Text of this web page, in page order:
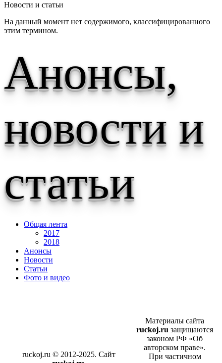
Новости и статьи
На данный момент нет содержимого, классифицированного
этим термином.
Анонсы,
новости и
статьи
Общая лента
2017
2018
Анонсы
Новости
Статьи
Фото и видео
ruckoj.ru © 2012-2025. Сайт
Материалы сайта
ruckoj.ru защищаются
законом РФ «Об
авторском праве».
При частичном